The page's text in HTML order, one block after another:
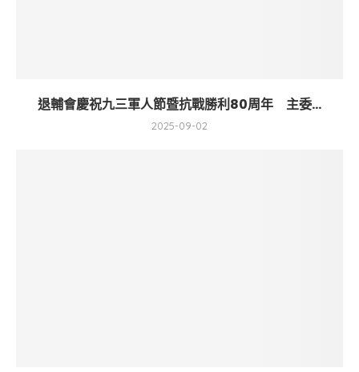
退輔會慶祝九三軍人節暨抗戰勝利80周年 主委...
2025-09-02